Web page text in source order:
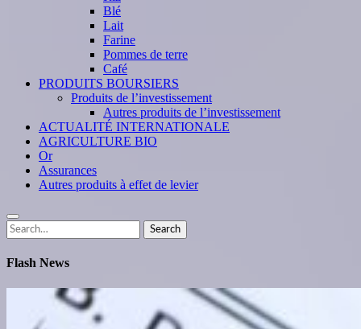
Blé
Lait
Farine
Pommes de terre
Café
PRODUITS BOURSIERS
Produits de l’investissement
Autres produits de l’investissement
ACTUALITÉ INTERNATIONALE
AGRICULTURE BIO
Or
Assurances
Autres produits à effet de levier
Search
for:
Search
Flash News